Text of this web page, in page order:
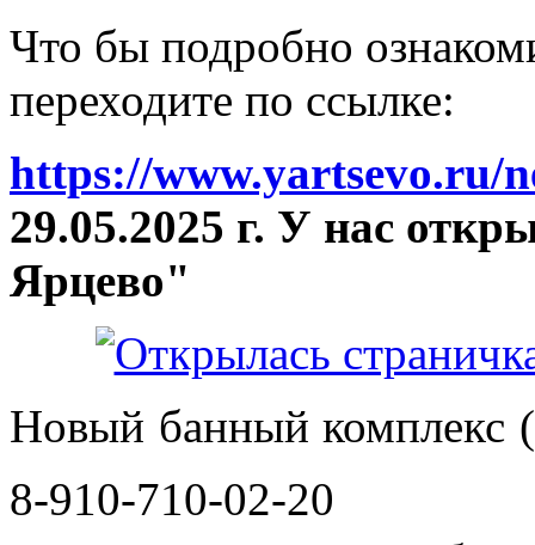
Что бы подробно
переходите по ссылке:
https://www.yartsevo.ru/
29.05.2025 г. У нас
Ярцево"
Новый банный комплекс
8-910-710-02-20